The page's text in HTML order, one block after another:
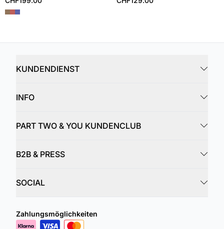
KUNDENDIENST
INFO
PART TWO & YOU KUNDENCLUB
B2B & PRESS
SOCIAL
Zahlungsmöglichkeiten